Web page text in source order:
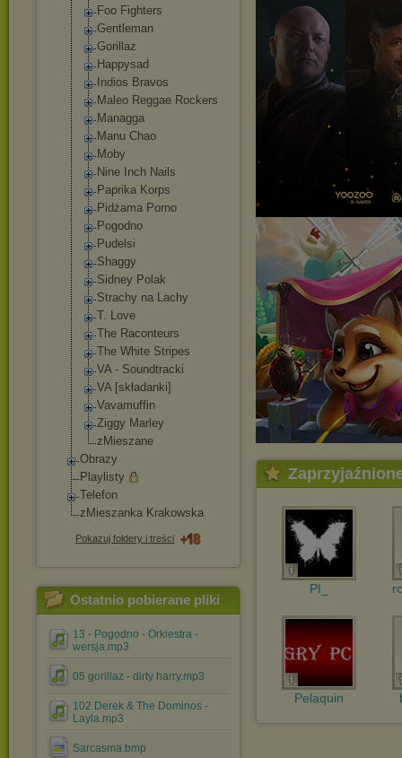
Foo Fighters
Gentleman
Gorillaz
Happysad
Indios Bravos
Maleo Reggae Rockers
Managga
Manu Chao
Moby
Nine Inch Nails
Paprika Korps
Pidżama Porno
Pogodno
Pudelsi
Shaggy
Sidney Polak
Strachy na Lachy
T. Love
The Raconteurs
The White Stripes
VA - Soundtracki
VA [składanki]
Vavamuffin
Ziggy Marley
zMieszane
Obrazy
Playlisty
Telefon
zMieszanka Krakowska
Pokazuj foldery i treści
Ostatnio pobierane pliki
13 - Pogodno - Orkiestra -
wersja.mp3
05 gorillaz - dirty harry.mp3
102 Derek & The Dominos -
Layla.mp3
Sarcasma.bmp
PI_
Pelaquin